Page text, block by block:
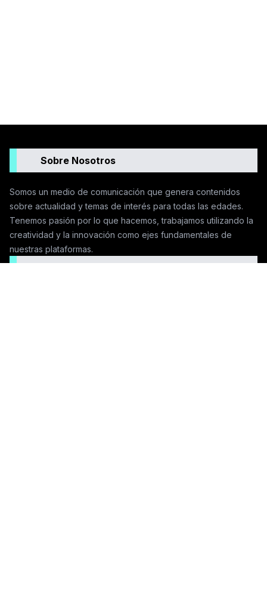
Sobre Nosotros
Somos un medio de comunicación que genera contenidos
sobre actualidad y temas de interés para todas las edades.
Tenemos pasión por lo que hacemos, trabajamos utilizando la
creatividad y la innovación como ejes fundamentales de
nuestras plataformas.